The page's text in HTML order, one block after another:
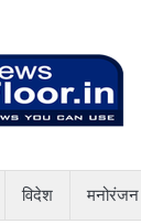
विदेश मनोरंजन